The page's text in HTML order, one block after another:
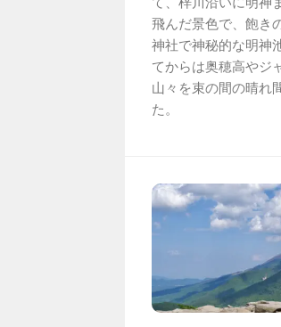
飛んだ景色で、飽き
神社で神秘的な明神
てからは奥穂高やジ
山々を束の間の晴れ
た。